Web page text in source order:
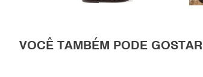
VOCÊ TAMBÉM PODE GOSTAR